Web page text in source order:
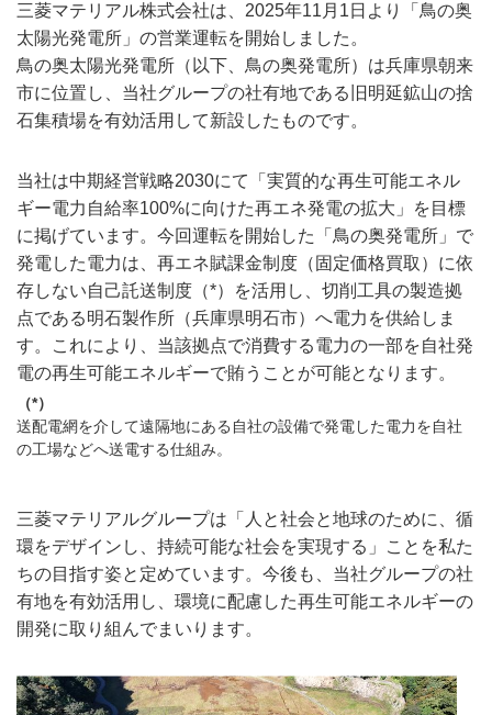
三菱マテリアル株式会社は、2025年11月1日より「鳥の奥
太陽光発電所」の営業運転を開始しました。
鳥の奥太陽光発電所（以下、鳥の奥発電所）は兵庫県朝来
市に位置し、当社グループの社有地である旧明延鉱山の捨
石集積場を有効活用して新設したものです。
当社は中期経営戦略2030にて「実質的な再生可能エネル
ギー電力自給率100%に向けた再エネ発電の拡大」を目標
に掲げています。今回運転を開始した「鳥の奥発電所」で
発電した電力は、再エネ賦課金制度（固定価格買取）に依
存しない自己託送制度（*）を活用し、切削工具の製造拠
点である明石製作所（兵庫県明石市）へ電力を供給しま
す。これにより、当該拠点で消費する電力の一部を自社発
電の再生可能エネルギーで賄うことが可能となります。
（*）
送配電網を介して遠隔地にある自社の設備で発電した電力を自社
の工場などへ送電する仕組み。
三菱マテリアルグループは「人と社会と地球のために、循
環をデザインし、持続可能な社会を実現する」ことを私た
ちの目指す姿と定めています。今後も、当社グループの社
有地を有効活用し、環境に配慮した再生可能エネルギーの
開発に取り組んでまいります。